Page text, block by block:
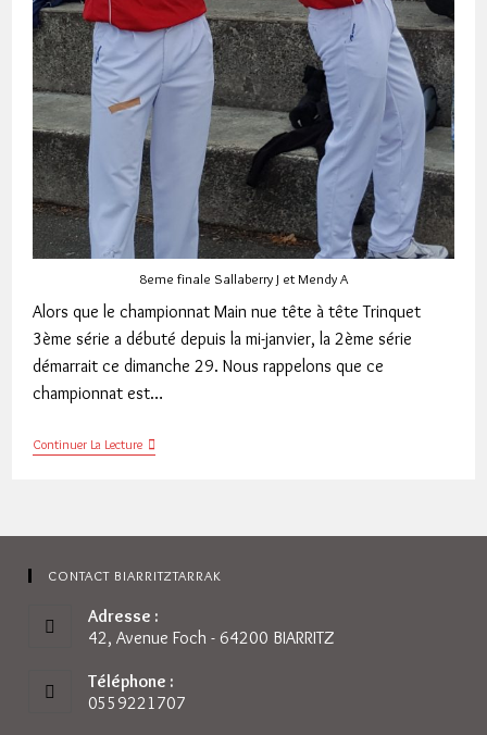
8eme finale Sallaberry J et Mendy A
Alors que le championnat Main nue tête à tête Trinquet
3ème série a débuté depuis la mi-janvier, la 2ème série
démarrait ce dimanche 29. Nous rappelons que ce
championnat est…
Continuer La LectureMain
Nue
Trinquet
CONTACT BIARRITZTARRAK
Adresse :
42, Avenue Foch - 64200 BIARRITZ
Téléphone :
0559221707